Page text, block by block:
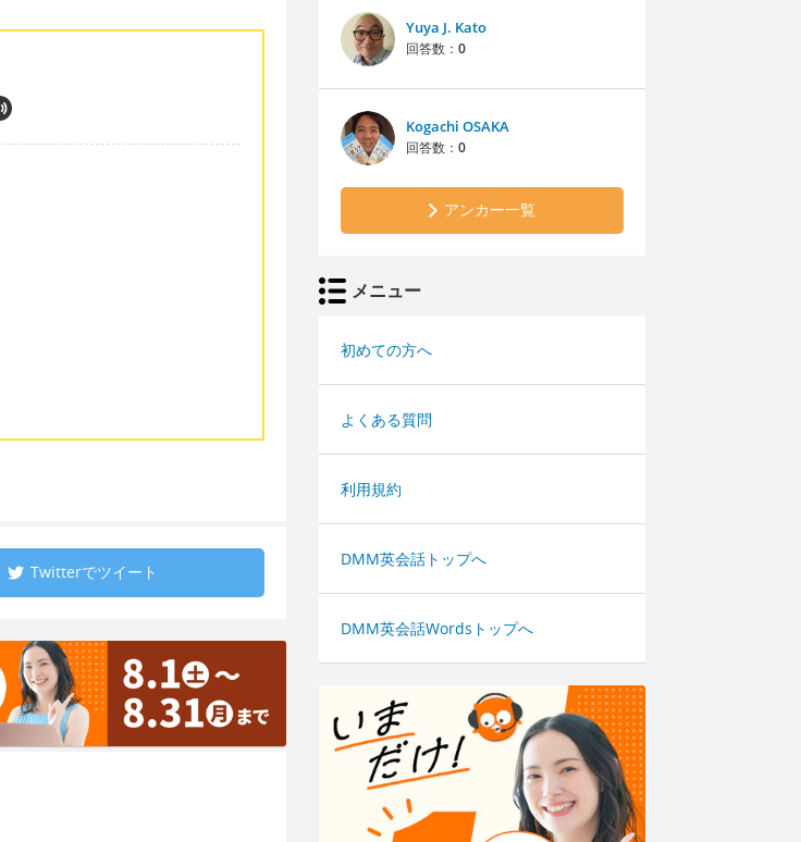
Twitterでツイート
Yuya J. Kato
回答数： 0
Kogachi OSAKA
回答数： 0
アンカー一覧
メニュー
初めての方へ
よくある質問
利用規約
DMM英会話トップへ
DMM英会話Wordsトップへ